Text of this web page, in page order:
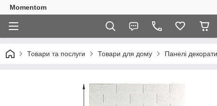
Momentom
Товари та послуги Товари для дому Панелі